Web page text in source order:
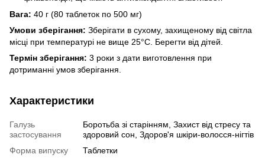
Вага: 40 г (80 таблеток по 500 мг)
Умови зберігання: Зберігати в сухому, захищеному від світла
місці при температурі не вище 25°С. Берегти від дітей.
Термін зберігання: 3 роки з дати виготовлення при
дотриманні умов зберігання.
Характеристики
Галузь
застосування
Боротьба зі старінням, Захист від стресу та
здоровий сон, Здоров'я шкіри-волосся-нігтів
Форма випуску
Таблетки